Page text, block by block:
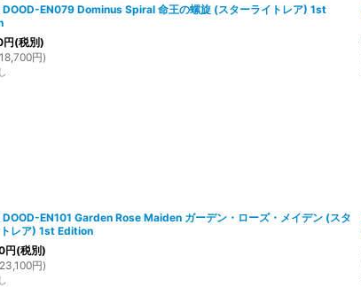
DOOD-EN079 Dominus Spiral 命王の螺旋 (スターライトレア) 1st
円(税別)
18,700円)
DOOD-EN101 Garden Rose Maiden ガーデン・ローズ・メイデン (スタ
レア) 1st Edition
円(税別)
23,100円)